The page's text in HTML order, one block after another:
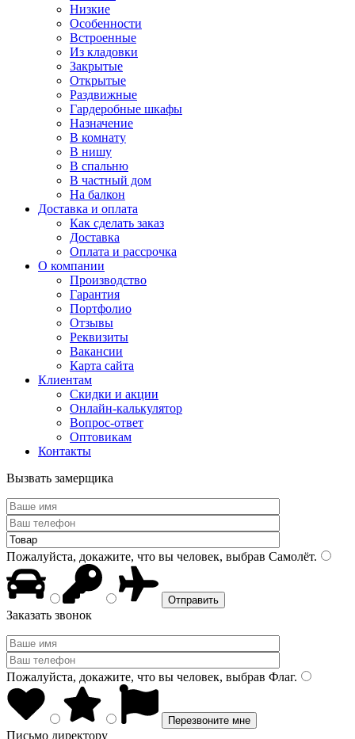
Низкие
Особенности
Встроенные
Из кладовки
Закрытые
Открытые
Раздвижные
Гардеробные шкафы
Назначение
В комнату
В нишу
В спальню
В частный дом
На балкон
Доставка и оплата
Как сделать заказ
Доставка
Оплата и рассрочка
О компании
Производство
Гарантия
Портфолио
Отзывы
Реквизиты
Вакансии
Карта сайта
Клиентам
Скидки и акции
Онлайн-калькулятор
Вопрос-ответ
Оптовикам
Контакты
Вызвать замерщика
Пожалуйста, докажите, что вы человек, выбрав Самолёт.
Заказать звонок
Пожалуйста, докажите, что вы человек, выбрав Флаг.
Письмо директору